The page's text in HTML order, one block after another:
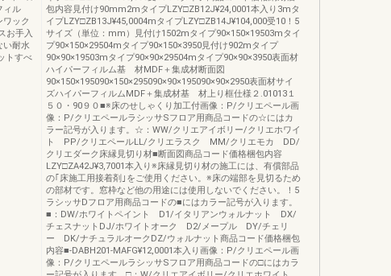
ィル
ック
お手入
い耐水
トすべ
包内容見付け90mm2mタイプLZY□ZB12J¥24,0001本入り3mタ
イプLZY□ZB13J¥45,0004mタイプLZY□ZB14J¥104,000受10！5
サイズ（単位：mm）見付け1502mタイプ90×150×19503mタイ
プ90×150×29504mタイプ90×150×3950見付け902mタイプ
90×90×19503mタイプ90×90×29504mタイプ90×90×3950表面材
ハイパーフィルム基 材MDF＋集成材断面図
90×150×195090×150×295090×90×195090×90×2950表面材サイ
ズハイパーフィルムMDF＋集成材基 材上り框仕様２.01013１
５０・90９０■※床のせしゃくり加工付画像：P/クリエペール画
像：P/クリエペールラシッサSフロア用商品コードの☆にはカ
ラー記号が入ります。☆：WW/クリエアイボリー/クリエホワイ
ト PP/クリエペールLL/クリエラスク MM/クリエモカ DD/
クリエダーク床縁見切り材■断面図商品コード価格梱包内容
LZY□ZA42J¥3,7001本入り※床縁見切り材の施工には、有償部品
の｢床施工用接着剤｣をご使用ください。※床の端部を見切るため
の部材です。窓枠など他の用途には使用しないでください。！5
ラシッサDフロア用商品コードの■にはカラー記号が入ります。
■：DW/ホワイトペイント D1/イタリアンウォルナット DX/
チェスナットDJ/ホワイトオーク D2/メープル DY/チェリ
ー DK/ナチュラルオークDZ/ウォルナット商品コード価格梱包
内容■-DABH201-MAFG¥12,0001本入り画像：P/クリエペール画
像：P/クリエペールラシッサSフロア用商品コードの□にはカラ